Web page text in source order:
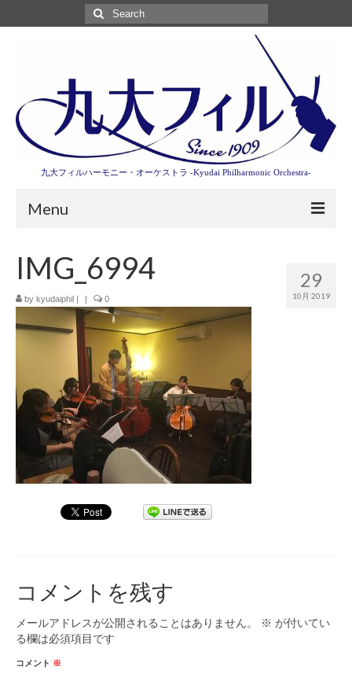
Search
for:
九大フィルハーモニー・オーケストラ -Kyudai Philharmonic Orchestra-
Menu
演奏会情報
卒業記念演奏会2027
九大フィルとは
九大フィルの歴史
ご寄付のお願い
演奏会の歴史
出張演奏
九大フィル特集ページ
29
10月 2019
IMG_6994
by kyudaiphil 0
コメントを残す
メールアドレスが公開されることはありません。 ※ が付いてい
る欄は必須項目です
コメント ※